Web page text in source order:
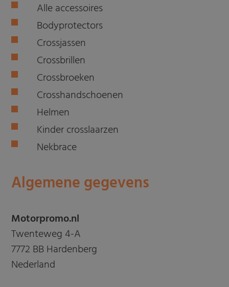
Alle accessoires
Bodyprotectors
Crossjassen
Crossbrillen
Crossbroeken
Crosshandschoenen
Helmen
Kinder crosslaarzen
Nekbrace
Algemene gegevens
Motorpromo.nl
Twenteweg 4-A
7772 BB Hardenberg
Nederland